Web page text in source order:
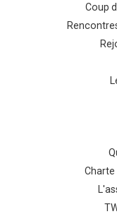
Coup
Charte